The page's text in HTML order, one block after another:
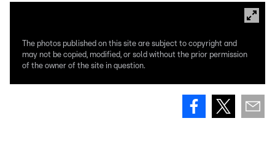
The photos published on this site are subject to copyright and
may not be copied, modified, or sold without the prior permission
of the owner of the site in question.